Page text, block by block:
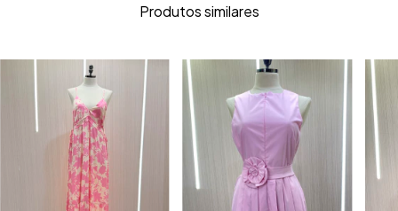
Produtos similares